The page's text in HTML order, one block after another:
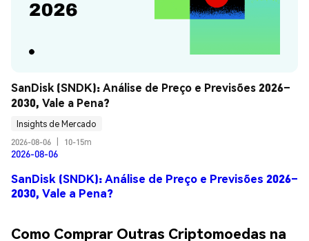
SanDisk (SNDK): Análise de Preço e Previsões 2026–
2030, Vale a Pena?
Insights de Mercado
2026-08-06
10-15m
2026-08-06
SanDisk (SNDK): Análise de Preço e Previsões 2026–
2030, Vale a Pena?
Como Comprar Outras Criptomoedas na